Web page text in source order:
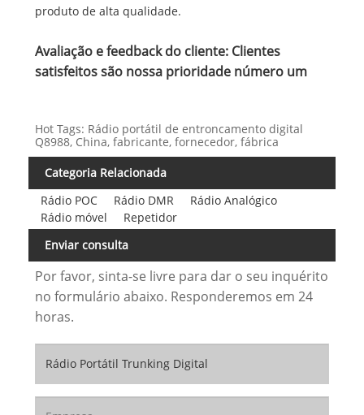
produto de alta qualidade.
Avaliação e feedback do cliente: Clientes
satisfeitos são nossa prioridade número um
Hot Tags: Rádio portátil de entroncamento digital
Q8988, China, fabricante, fornecedor, fábrica
Categoria Relacionada
Rádio POC
Rádio DMR
Rádio Analógico
Rádio móvel
Repetidor
Enviar consulta
Por favor, sinta-se livre para dar o seu inquérito
no formulário abaixo. Responderemos em 24
horas.